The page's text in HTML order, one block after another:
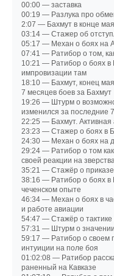
00:00 — заставка
00:19 — Разлука про
2:07 — Бахмут в конце
03:14 — Стажер об
05:17 — Механ о боях на
07:41 — Ратибор о том,
10:21 — Ратибор о боях в
импровизации там
18:10 — Бахмут, конец
7 месяцев боев за Бахмут
19:26 — Штурм о
изменился за последние
22:25 — Бахмут.
23:23 — Стажер о боях в
24:30 — Механ о боях на
29:24 — Ратибор о том
своей реакции на
35:21 — Стажёр о
38:16 — Ратибор о боях в
чеченском опыте
46:34 — Механ о боях в
и работе авиации
54:47 — Стажёр о тактике
57:31 — Штурм о
59:17 — Ратибор о своем
интуиции на поле боя
01:02:08 — Ратибор
раненный на Кавказе